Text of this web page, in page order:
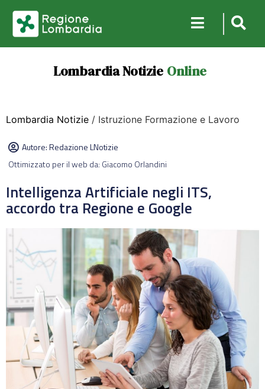
Lombardia Notizie Online
Lombardia Notizie / Istruzione Formazione e Lavoro
Autore:Redazione LNotizie
Ottimizzato per il web da: Giacomo Orlandini
Intelligenza Artificiale negli ITS,
accordo tra Regione e Google